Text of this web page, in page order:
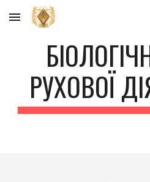
Skip to main content
РУХОВОЇ